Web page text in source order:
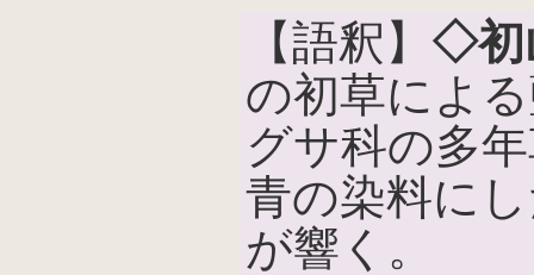
【語釈】 ◇初
の初草によ
グサ科の多
青の染料に
が響く。